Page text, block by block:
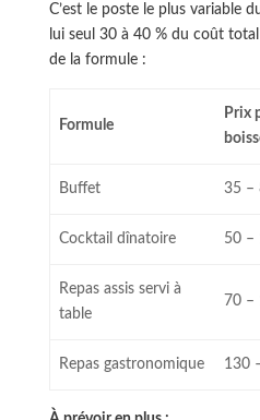
C’est le poste le plus variable
lui seul 30 à 40 % du coût
de la formule :
Formule
Prix
Buffet 35 –
Cocktail dînatoire 50 –
Repas assis servi à
table
70 –
Repas gastronomique 130